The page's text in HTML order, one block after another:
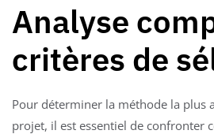
Analyse
critères de
Pour déterminer la méthode la plus
projet, il est essentiel de confronter